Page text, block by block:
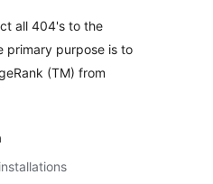
all 404's to the
primary purpose is to
(TM) from